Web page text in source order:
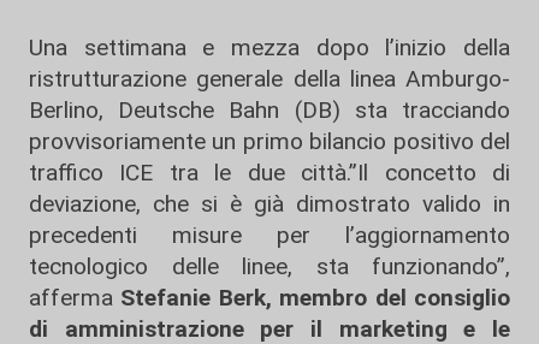
Una settimana e mezza dopo l’inizio della
ristrutturazione generale della linea Amburgo-
Berlino, Deutsche Bahn (DB) sta tracciando
provvisoriamente un primo bilancio positivo del
traffico ICE tra le due città.”Il concetto di
deviazione, che si è già dimostrato valido in
precedenti misure per l’aggiornamento
tecnologico delle linee, sta funzionando”,
afferma Stefanie Berk, membro del consiglio
di amministrazione per il marketing e le